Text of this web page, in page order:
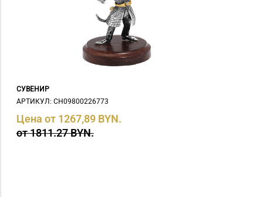
СУВЕНИР
АРТИКУЛ: СH09800226773
Цена от 1267,89 BYN.
от 1811.27 BYN.